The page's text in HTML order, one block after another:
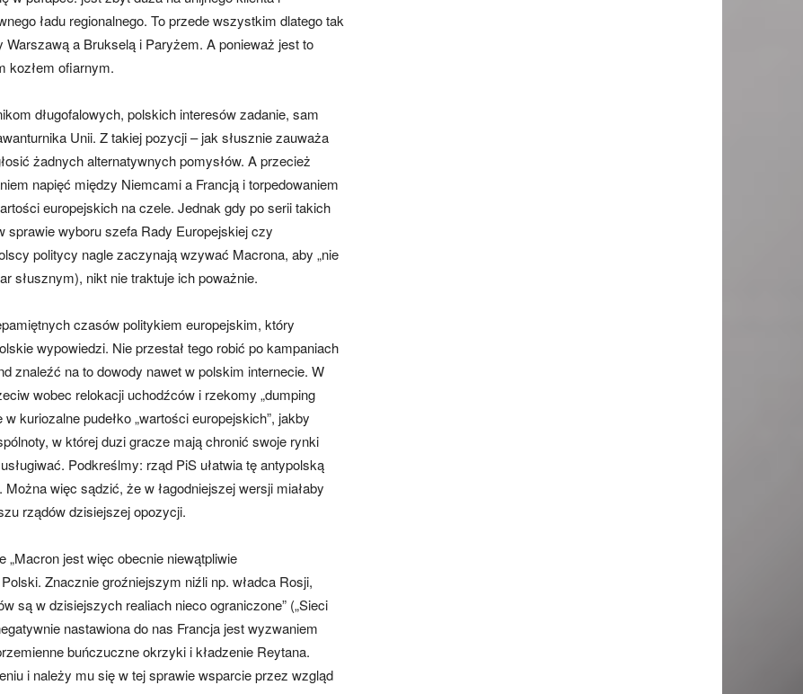
ładu regionalnego. To przede wszystkim dlatego tak
a Brukselą i Paryżem. A ponieważ jest to
kozłem ofiarnym.
długofalowych, polskich interesów zadanie, sam
Unii. Z takiej pozycji – jak słusznie zauważa
żadnych alternatywnych pomysłów. A przecież
napięć między Niemcami a Francją i torpedowaniem
europejskich na czele. Jednak gdy po serii takich
wyboru szefa Rady Europejskiej czy
politycy nagle zaczynają wzywać Macrona, aby „nie
słusznym), nikt nie traktuje ich poważnie.
czasów politykiem europejskim, który
wypowiedzi. Nie przestał tego robić po kampaniach
znaleźć na to dowody nawet w polskim internecie. W
wobec relokacji uchodźców i rzekomy „dumping
kuriozalne pudełko „wartości europejskich”, jakby
w której duzi gracze mają chronić swoje rynki
Podkreślmy: rząd PiS ułatwia tę antypolską
więc sądzić, że w łagodniejszej wersji miałaby
rządów dzisiejszej opozycji.
jest więc obecnie niewątpliwie
Znacznie groźniejszym niźli np. władca Rosji,
są w dzisiejszych realiach nieco ograniczone” („Sieci
nastawiona do nas Francja jest wyzwaniem
buńczuczne okrzyki i kładzenie Reytana.
i należy mu się w tej sprawie wsparcie przez wzgląd